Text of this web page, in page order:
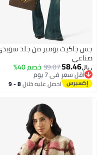
جس جاكيت بومبر من جلد
صناعي
ريال58.46
99.07خصم 40%
أقل سعر في 7 يوم
أقل سعر في 7 يوماحصل عليه خلال 8 - 9